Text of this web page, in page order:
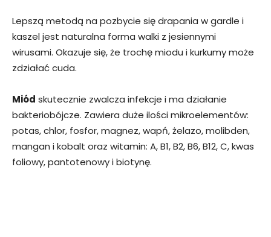
Lepszą metodą na pozbycie się drapania w gardle i
kaszel jest naturalna forma walki z jesiennymi
wirusami. Okazuje się, że trochę miodu i kurkumy może
zdziałać cuda.
Miód skutecznie zwalcza infekcje i ma działanie
bakteriobójcze. Zawiera duże ilości mikroelementów:
potas, chlor, fosfor, magnez, wapń, żelazo, molibden,
mangan i kobalt oraz witamin: A, B1, B2, B6, B12, C, kwas
foliowy, pantotenowy i biotynę.